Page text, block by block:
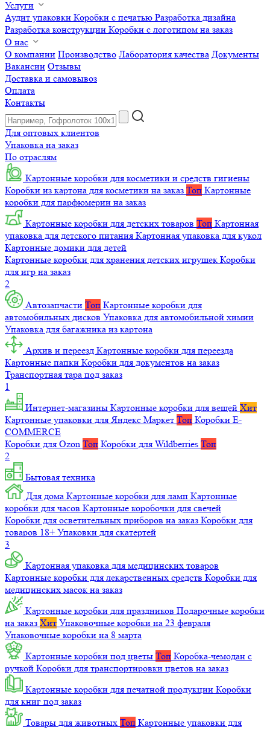
Услуги
Аудит упаковки Коробки с печатью Разработка дизайна
Разработка конструкции Коробки с логотипом на заказ
О нас
О компании Производство Лаборатория качества Документы
Вакансии Отзывы
Доставка и самовывоз
Оплата
Контакты
Для оптовых клиентов
Упаковка на заказ
По отраслям
Картонные коробки для косметики и средств гигиены
Коробки из картона для косметики на заказ Топ Картонные
коробки для парфюмерии на заказ
Картонные коробки для детских товаров Топ Картонная
упаковка для детского питания Картонная упаковка для кукол
Картонные домики для детей
Картонные коробки для хранения детских игрушек Коробки
для игр на заказ
2
Автозапчасти Топ Картонные коробки для
автомобильных дисков Упаковка для автомобильной химии
Упаковка для багажника из картона
Архив и переезд Картонные коробки для переезда
Картонные папки Коробки для документов на заказ
Транспортная тара под заказ
1
Интернет-магазины Картонные коробки для вещей Хит
Картонные упаковки для Яндекс Маркет Топ Коробки E-
COMMERCE
Коробки для Ozon Топ Коробки для Wildberries Топ
2
Бытовая техника
Для дома Картонные коробки для ламп Картонные
коробки для часов Картонные коробочки для свечей
Коробки для осветительных приборов на заказ Коробки для
товаров 18+ Упаковки для скатертей
3
Картонная упаковка для медицинских товаров
Картонные коробки для лекарственных средств Коробки для
медицинских масок на заказ
Картонные коробки для праздников Подарочные коробки
на заказ Хит Упаковочные коробки на 23 февраля
Упаковочные коробки на 8 марта
Картонные коробки под цветы Топ Коробка-чемодан с
ручкой Коробки для транспортировки цветов на заказ
Картонные коробки для печатной продукции Коробки
для книг под заказ
Товары для животных Топ Картонные упаковки для